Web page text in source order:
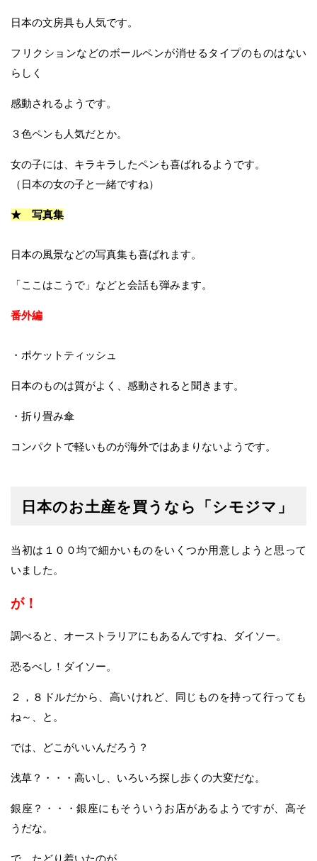
日本の文房具も人気です。
フリクションなどのボールペンが消せるタイプのものはない
らしく
感動されるようです。
３色ペンも人気だとか。
女の子には、キラキラしたペンも喜ばれるようです。
（日本の女の子と一緒ですね）
★ 写真集
日本の風景などの写真集も喜ばれます。
「ここはこうで」などと会話も弾みます。
番外編
・ポケットティッシュ
日本のものは質がよく、感動されると聞きます。
・折り畳み傘
コンパクトで軽いものが海外ではあまりないようです。
日本のお土産を買うなら「シモジマ」
当初は１００均で細かいものをいくつか用意しようと思って
いました。
が！
調べると、オーストラリアにもあるんですね、ダイソー。
恐るべし！ダイソー。
２，８ドルだから、高いけれど、同じものを持って行っても
ね～、と。
では、どこがいいんだろう？
浅草？・・・高いし、いろいろ探し歩くの大変だな。
銀座？・・・銀座にもそういうお店があるようですが、高そ
うだな。
で、たどり着いたのが、